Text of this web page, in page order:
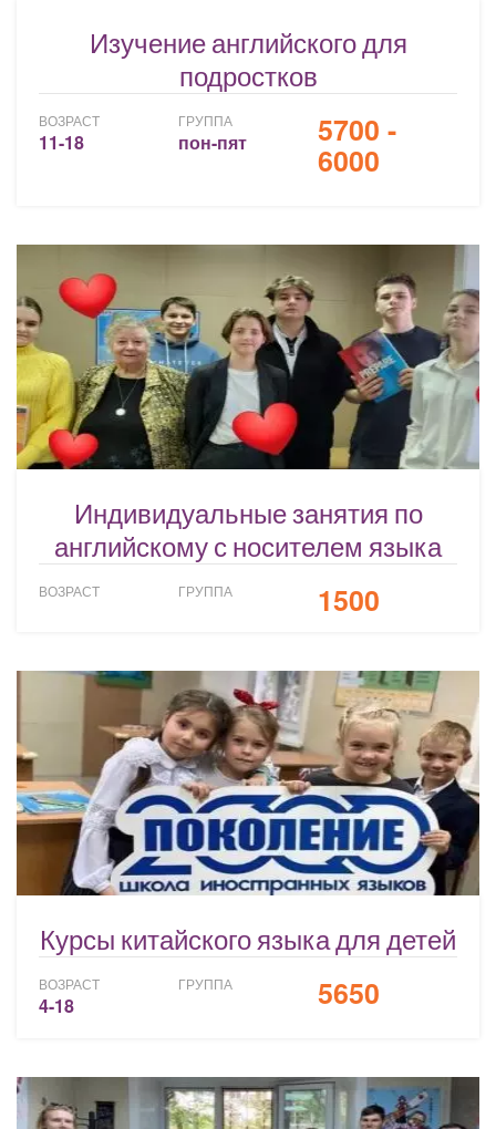
Изучение английского для
подростков
ВОЗРАСТ
11-18
ГРУППА
пон-пят 5700 -
6000
Индивидуальные занятия по
английскому с носителем языка
ВОЗРАСТ ГРУППА 1500
Курсы китайского языка для детей
ВОЗРАСТ
4-18
ГРУППА 5650